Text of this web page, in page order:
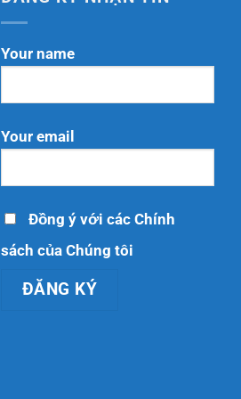
Your name
Your email
Đồng ý với các Chính
sách của Chúng tôi